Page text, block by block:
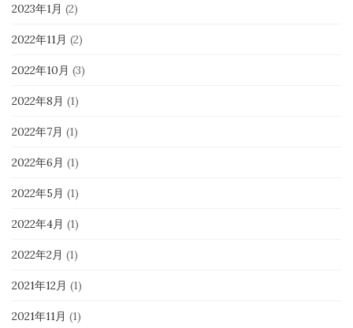
2023年1月 (2)
2022年11月 (2)
2022年10月 (3)
2022年8月 (1)
2022年7月 (1)
2022年6月 (1)
2022年5月 (1)
2022年4月 (1)
2022年2月 (1)
2021年12月 (1)
2021年11月 (1)